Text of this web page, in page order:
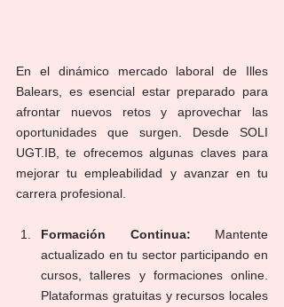
En el dinámico mercado laboral de Illes
Balears, es esencial estar preparado para
afrontar nuevos retos y aprovechar las
oportunidades que surgen. Desde SOLI
UGT.IB, te ofrecemos algunas claves para
mejorar tu empleabilidad y avanzar en tu
carrera profesional.
Formación Continua: Mantente
actualizado en tu sector participando en
cursos, talleres y formaciones online.
Plataformas gratuitas y recursos locales